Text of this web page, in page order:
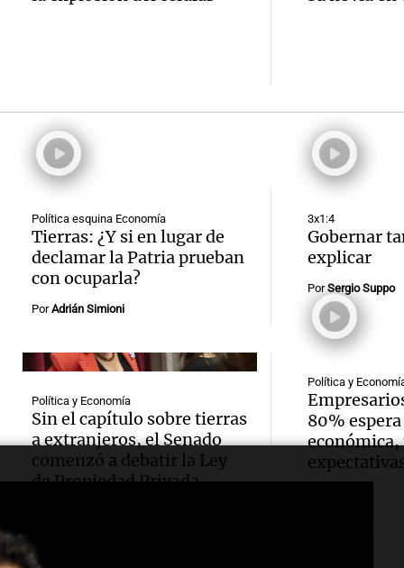
Viva la Radio
Episodios
Casa
Panorama
Episodios
Fe
1.500
tras el
de
la
Panorama
Episodios
Audio.
por la
Panorama
Episodios
Audio.
Salta:
social
Audio.
dos
Política esquina Economía
Tierras: ¿Y si en lugar de
declamar la Patria prueban
con ocuparla?
PorAdrián Simioni
3x1:4
Gobernar
explicar
PorSergio Suppo
Política y Economía
Sin el capítulo sobre tierras
a extranjeros, el Senado
comenzó a debatir la Ley
de Propiedad Privada
Política y
80%
económica,